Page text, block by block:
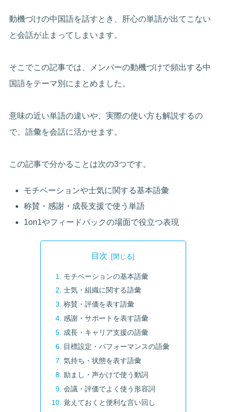
動機づけの中国語を話すとき、肝心の単語が出てこない
と会話が止まってしまいます。
そこでこの記事では、メンバーの動機づけで頻出する中
国語をテーマ別にまとめました。
意味の近い単語の違いや、実際の使い方も解説するの
で、語彙を会話に活かせます。
この記事で分かることは次の3つです。
モチベーションや士気に関する基本語彙
称賛・感謝・成長支援で使う単語
1on1やフィードバックの場面で役立つ表現
目次
モチベーションの基本語彙
士気・組織に関する語彙
称賛・評価を表す語彙
感謝・サポートを表す語彙
成長・キャリア支援の語彙
目標設定・パフォーマンスの語彙
気持ち・状態を表す語彙
励まし・声かけで使う動詞
会議・評価でよく使う形容詞
覚えておくと便利な言い回し